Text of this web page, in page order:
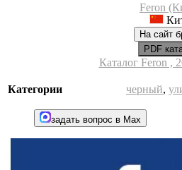
Feron
На сайт
PDF
Каталог Feron ,
Категории черный,
задать вопрос в Max